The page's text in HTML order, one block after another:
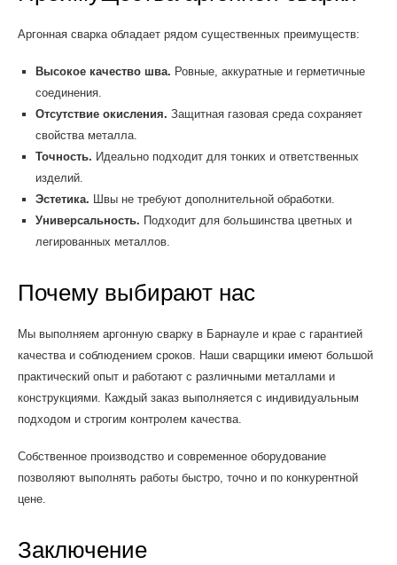
Аргонная сварка обладает рядом существенных преимуществ:
Высокое качество шва. Ровные, аккуратные и герметичные
соединения.
Отсутствие окисления. Защитная газовая среда сохраняет
свойства металла.
Точность. Идеально подходит для тонких и ответственных
изделий.
Эстетика. Швы не требуют дополнительной обработки.
Универсальность. Подходит для большинства цветных и
легированных металлов.
Почему выбирают нас
Мы выполняем аргонную сварку в Барнауле и крае с гарантией
качества и соблюдением сроков. Наши сварщики имеют большой
практический опыт и работают с различными металлами и
конструкциями. Каждый заказ выполняется с индивидуальным
подходом и строгим контролем качества.
Собственное производство и современное оборудование
позволяют выполнять работы быстро, точно и по конкурентной
цене.
Заключение